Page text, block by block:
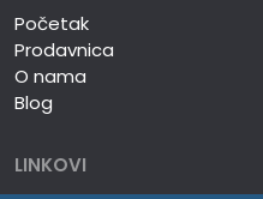
Početak
Prodavnica
O nama
Blog
LINKOVI